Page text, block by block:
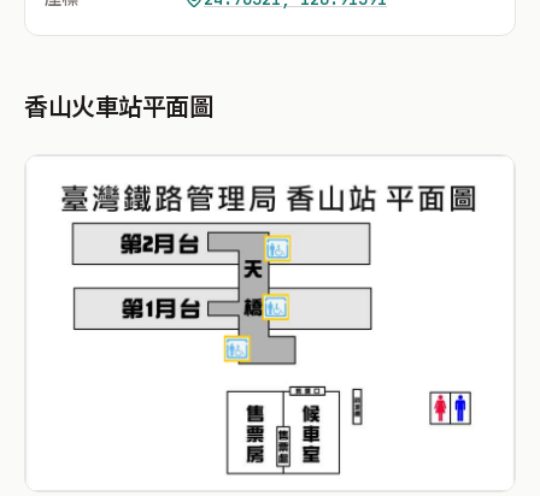
香山火車站平面圖